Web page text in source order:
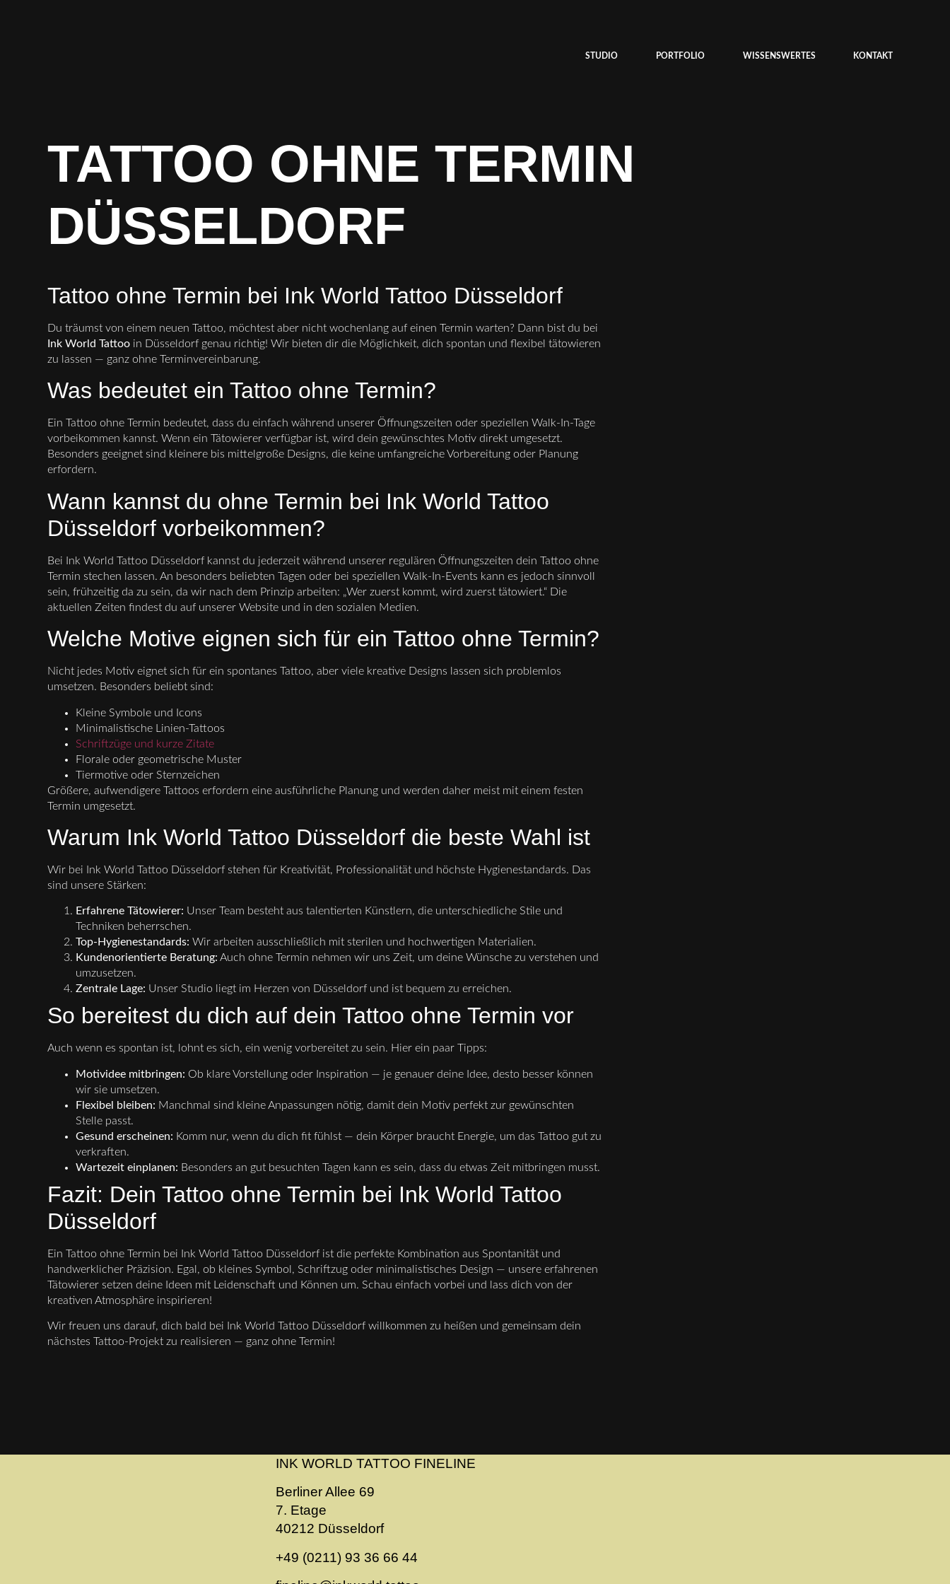
STUDIO PORTFOLIO WISSENSWERTES KONTAKT
TATTOO OHNE TERMIN
DÜSSELDORF
Tattoo ohne Termin bei Ink World Tattoo Düsseldorf
Du träumst von einem neuen Tattoo, möchtest aber nicht wochenlang auf einen Termin warten? Dann bist du bei
Ink World Tattoo in Düsseldorf genau richtig! Wir bieten dir die Möglichkeit, dich spontan und flexibel tätowieren
zu lassen — ganz ohne Terminvereinbarung.
Was bedeutet ein Tattoo ohne Termin?
Ein Tattoo ohne Termin bedeutet, dass du einfach während unserer Öffnungszeiten oder speziellen Walk-In-Tage
vorbeikommen kannst. Wenn ein Tätowierer verfügbar ist, wird dein gewünschtes Motiv direkt umgesetzt.
Besonders geeignet sind kleinere bis mittelgroße Designs, die keine umfangreiche Vorbereitung oder Planung
erfordern.
Wann kannst du ohne Termin bei Ink World Tattoo
Düsseldorf vorbeikommen?
Bei Ink World Tattoo Düsseldorf kannst du jederzeit während unserer regulären Öffnungszeiten dein Tattoo ohne
Termin stechen lassen. An besonders beliebten Tagen oder bei speziellen Walk-In-Events kann es jedoch sinnvoll
sein, frühzeitig da zu sein, da wir nach dem Prinzip arbeiten: „Wer zuerst kommt, wird zuerst tätowiert.“ Die
aktuellen Zeiten findest du auf unserer Website und in den sozialen Medien.
Welche Motive eignen sich für ein Tattoo ohne Termin?
Nicht jedes Motiv eignet sich für ein spontanes Tattoo, aber viele kreative Designs lassen sich problemlos
umsetzen. Besonders beliebt sind:
Kleine Symbole und Icons
Minimalistische Linien-Tattoos
Schriftzüge und kurze Zitate
Florale oder geometrische Muster
Tiermotive oder Sternzeichen
Größere, aufwendigere Tattoos erfordern eine ausführliche Planung und werden daher meist mit einem festen
Termin umgesetzt.
Warum Ink World Tattoo Düsseldorf die beste Wahl ist
Wir bei Ink World Tattoo Düsseldorf stehen für Kreativität, Professionalität und höchste Hygienestandards. Das
sind unsere Stärken:
Erfahrene Tätowierer: Unser Team besteht aus talentierten Künstlern, die unterschiedliche Stile und
Techniken beherrschen.
Top-Hygienestandards: Wir arbeiten ausschließlich mit sterilen und hochwertigen Materialien.
Kundenorientierte Beratung: Auch ohne Termin nehmen wir uns Zeit, um deine Wünsche zu verstehen und
umzusetzen.
Zentrale Lage: Unser Studio liegt im Herzen von Düsseldorf und ist bequem zu erreichen.
So bereitest du dich auf dein Tattoo ohne Termin vor
Auch wenn es spontan ist, lohnt es sich, ein wenig vorbereitet zu sein. Hier ein paar Tipps:
Motividee mitbringen: Ob klare Vorstellung oder Inspiration — je genauer deine Idee, desto besser können
wir sie umsetzen.
Flexibel bleiben: Manchmal sind kleine Anpassungen nötig, damit dein Motiv perfekt zur gewünschten
Stelle passt.
Gesund erscheinen: Komm nur, wenn du dich fit fühlst — dein Körper braucht Energie, um das Tattoo gut zu
verkraften.
Wartezeit einplanen: Besonders an gut besuchten Tagen kann es sein, dass du etwas Zeit mitbringen musst.
Fazit: Dein Tattoo ohne Termin bei Ink World Tattoo
Düsseldorf
Ein Tattoo ohne Termin bei Ink World Tattoo Düsseldorf ist die perfekte Kombination aus Spontanität und
handwerklicher Präzision. Egal, ob kleines Symbol, Schriftzug oder minimalistisches Design — unsere erfahrenen
Tätowierer setzen deine Ideen mit Leidenschaft und Können um. Schau einfach vorbei und lass dich von der
kreativen Atmosphäre inspirieren!
Wir freuen uns darauf, dich bald bei Ink World Tattoo Düsseldorf willkommen zu heißen und gemeinsam dein
nächstes Tattoo-Projekt zu realisieren — ganz ohne Termin!
INK WORLD TATTOO FINELINE
Berliner Allee 69
7. Etage
40212 Düsseldorf
+49 (0211) 93 36 66 44